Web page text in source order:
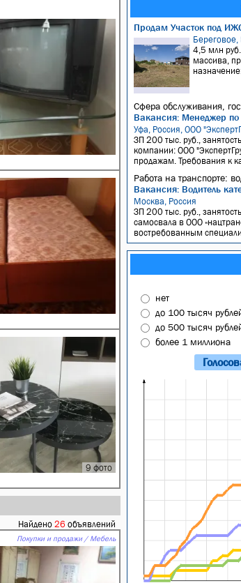
9 фото
Найдено 26 объявлений
Покупки и продажи / Мебель
Продам Участок под
Береговое,
4,5 млн
массива,
Сфера обслуживания,
Вакансия: Менеджер
Уфа, Россия, ООО
ЗП 200 тыс. руб.,
компании: ООО
продажам. Требования к
Работа на транспорте:
Вакансия: Водитель
Москва, Россия
ЗП 200 тыс. руб.,
самосвала в ООО
востребованным
нет
до 100 тысяч
до 500 тысяч
более 1 миллиона